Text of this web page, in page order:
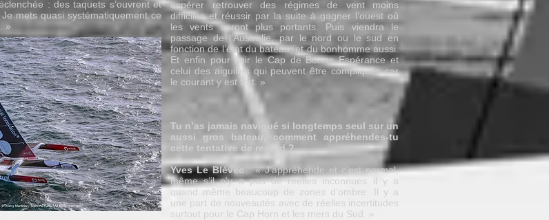
: des taquets s’ouvrent et
Je mets quasi systématiquement ce
»
espérer retrouver des régimes de vent moins
difficiles et réussir par la suite à gagner l’ouest où
les vents seront plus portants. Puis viendra le
passage de l’Australie, par le nord ou le sud en
fonction de l’état du bateau, et du bonhomme aussi.
Et enfin pour finir le Cap de Bonne Espérance et
celui des aiguilles qui peuvent être compliqués car
le courant y est fort. »
Tu n’as jamais navigué si longtemps seul sur un
aussi gros bateau, comment appréhendes-tu
cette tentative de record ?
Yves Le Blévec : « J’appréhende et c’est normal,
même s’il n’y a pas de réelles inconnues il y a
quand même beaucoup de zones d’ombre. Il y a
une part de nouveautés avec de réelles incertitudes
surtout pour le Cap Horn et les mers du Sud. »